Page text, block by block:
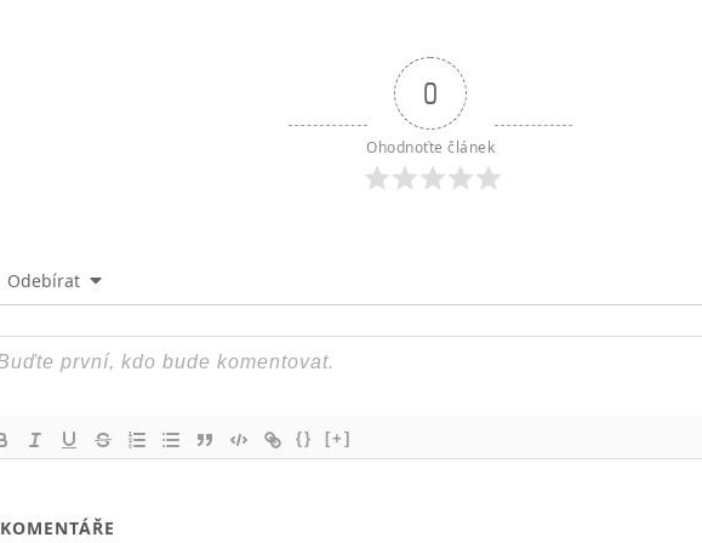
0
Ohodnoťte článek
Odebírat
{} [+]
KOMENTÁŘE